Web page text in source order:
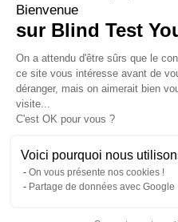
Bienvenue
sur Blind Test
On a attendu d'être sûrs que le
ce site vous intéresse avant de
déranger, mais on aimerait bien
visite...
C'est OK pour vous ?
Voici pourquoi nous
On vous présente nos cookies !
Partage de données avec Google
© Blind Test You 2026 Mentions